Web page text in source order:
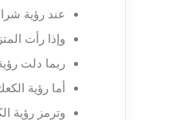
عند رؤية
وإذا رأت
ربما دلت
أما رؤية
وترمز رؤية